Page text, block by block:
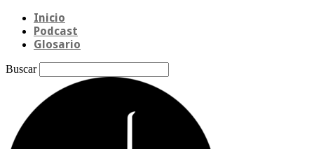
Inicio
Podcast
Glosario
Buscar